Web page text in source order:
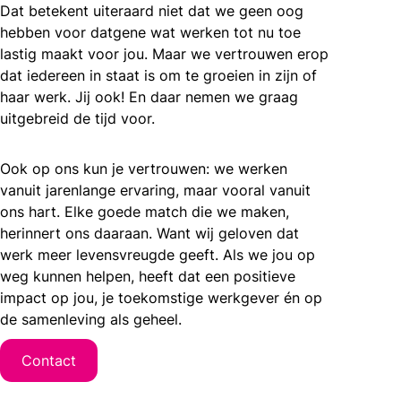
Dat betekent uiteraard niet dat we geen oog
hebben voor datgene wat werken tot nu toe
lastig maakt voor jou. Maar we vertrouwen erop
dat iedereen in staat is om te groeien in zijn of
haar werk. Jij ook! En daar nemen we graag
uitgebreid de tijd voor.
Ook op ons kun je vertrouwen: we werken
vanuit jarenlange ervaring, maar vooral vanuit
ons hart. Elke goede match die we maken,
herinnert ons daaraan. Want wij geloven dat
werk meer levensvreugde geeft. Als we jou op
weg kunnen helpen, heeft dat een positieve
impact op jou, je toekomstige werkgever én op
de samenleving als geheel.
Contact